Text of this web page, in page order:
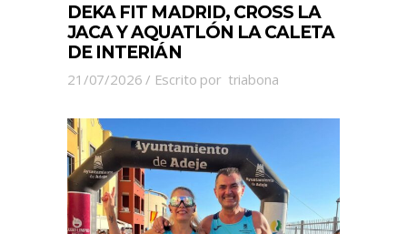
DEKA FIT MADRID, CROSS LA
JACA Y AQUATLÓN LA CALETA
DE INTERIÁN
21/07/2026 Escrito por triabona